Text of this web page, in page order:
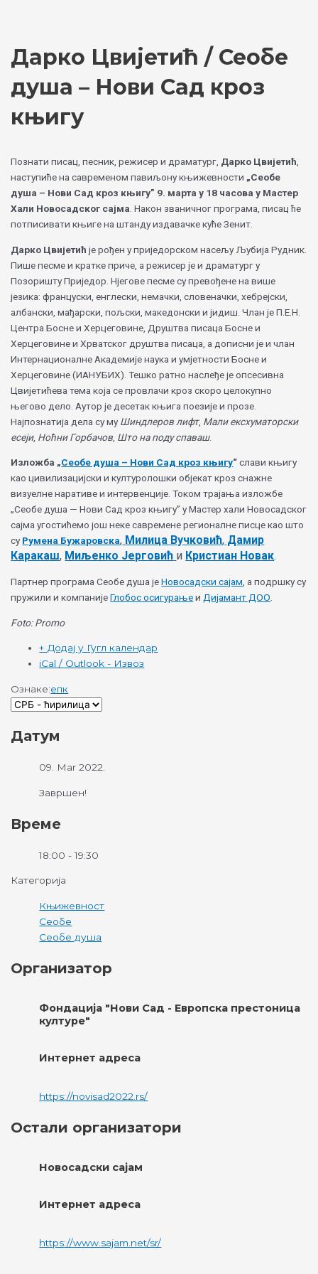
Дарко Цвијетић / Сеобе
душа – Нови Сад кроз
књигу
Познати писац, песник, режисер и драматург, Дарко Цвијетић
наступиће на савременом павиљону књижевности „Сеобе
душа – Нови Сад кроз књигу” 9. марта у 18 часова у Мастер
Хали Новосадског сајма . Након званичног програма, писац ће
потписивати књиге на штанду издавачке куће Зенит.
Дарко Цвијетић је рођен у приједорском насељу Љубија Рудник.
Пише песме и кратке приче, а режисер је и драматург у
Позоришту Приједор. Нјегове песме су превођене на више
језика: француски, енглески, немачки, словеначки, хебрејски,
албански, мађарски, пољски, македонски и јидиш. Члан је П.Е.Н.
Центра Босне и Херцеговине, Друштва писаца Босне и
Херцеговине и Хрватског друштва писаца, а дописни је и члан
Интернационалне Академије наука и умјетности Босне и
Херцеговине (ИАНУБИХ). Тешко ратно наслеђе је опсесивна
Цвијетићева тема која се провлачи кроз скоро целокупно
његово дело. Аутор је десетак књига поезије и прозе.
Најпознатија дела су му Шиндлеров лифт, Мали ексхуматорски
есеји, Ноћни Горбачов, Што на поду спаваш.
Изложба „Сеобе душа – Нови Сад кроз књигу“слави књигу
као цивилизацијски и културолошки објекат кроз снажне
визуелне наративе и интервенције. Током трајања изложбе
„Сеобе душа — Нови Сад кроз књигу” у Мастер хали Новосадског
сајма угостићемо још неке савремене регионалне писце као што
су Румена Бужарoвска, Милица Вучковић, Дамир
Каракаш, Миљенко Јерговић и Кристиан Новак.
Партнер програма Сеобе душа јеНовосадски сајам , а подршку су
пружили и компанијеГлобос осигурањеи Дијамант ДОО
Foto: Promo
+ Додај у Гугл календар
iCal / Outlook - Извоз
Ознаке:епк
Датум
09. Mar 2022.
Завршен!
Време
18:00 - 19:30
Категорија
Књижевност
Сеобе
Сеобе душа
Организатор
Фондација "Нови Сaд - Европска престоница
културе"
Интернет адреса
https://novisad2022.rs/
Остали организатори
Новосадски сајам
Интернет адреса
https://www.sajam.net/sr/